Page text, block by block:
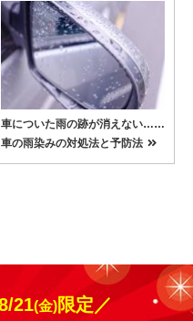
車についた雨の跡が消えない……
車の雨染みの対処法と予防法
21(金)限定／